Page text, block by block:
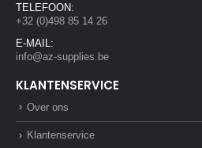
TELEFOON:
+32 (0)498 85 14 26
E-MAIL:
info@az-supplies.be
KLANTENSERVICE
Over ons
Klantenservice